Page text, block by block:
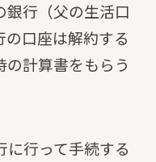
銀行（父の生活口
口座は解約する
計算書をもらう
行って手続する